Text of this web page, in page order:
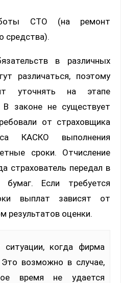
СТО (на ремонт
средства).
в различных
различаться, поэтому
уточнять на этапе
В законе не существует
от страховщика
КАСКО выполнения
сроки. Отчисление
страхователь передал в
Если требуется
выплат зависят от
результатов оценки.
возможно в случае,
время не удается